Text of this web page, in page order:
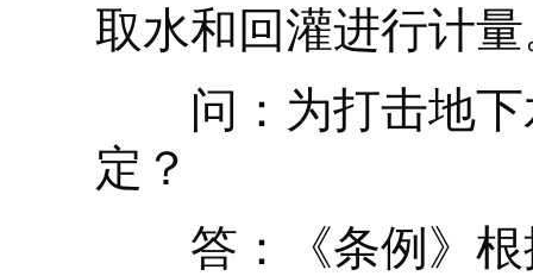
取水和回灌进行计
问：为打击地下
定？
答：《条例》根